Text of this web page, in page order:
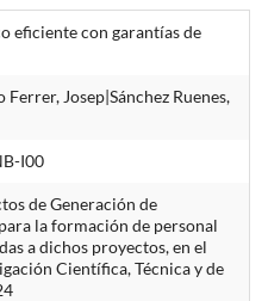
eficiente con garantías de
Ferrer, Josep|Sánchez Ruenes,
I00
de Generación de
la formación de personal
a dichos proyectos, en el
Científica, Técnica y de